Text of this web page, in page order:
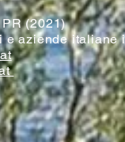
(2021)
e aziende italiane